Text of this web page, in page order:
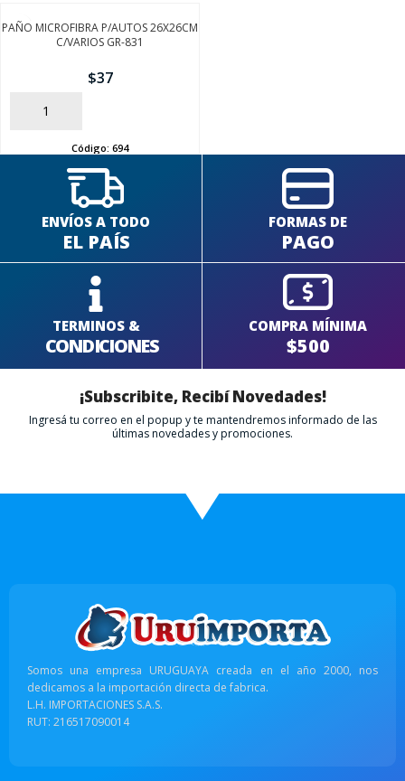
PAÑO MICROFIBRA P/AUTOS 26X26CM
C/VARIOS GR-831
$37
AÑADIR
Código: 694
ENVÍOS A TODO
EL PAÍS
FORMAS DE
PAGO
TERMINOS &
CONDICIONES
COMPRA MÍNIMA
$500
¡Subscribite, Recibí Novedades!
Ingresá tu correo en el popup y te mantendremos informado de las
últimas novedades y promociones.
Somos una empresa URUGUAYA creada en el año 2000, nos
dedicamos a la importación directa de fabrica.
L.H. IMPORTACIONES S.A.S.
RUT: 216517090014